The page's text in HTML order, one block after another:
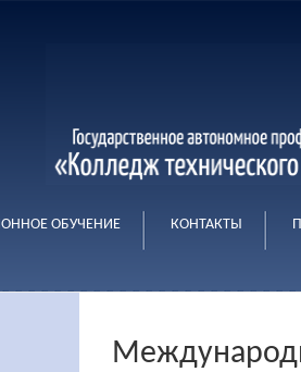
ОБУЧЕНИЕ КОНТАКТЫ